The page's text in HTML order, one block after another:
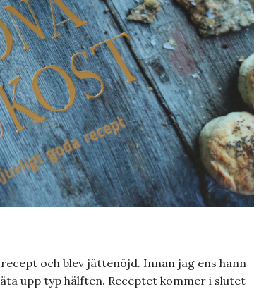
och blev jättenöjd. Innan jag ens hann
upp typ hälften. Receptet kommer i slutet